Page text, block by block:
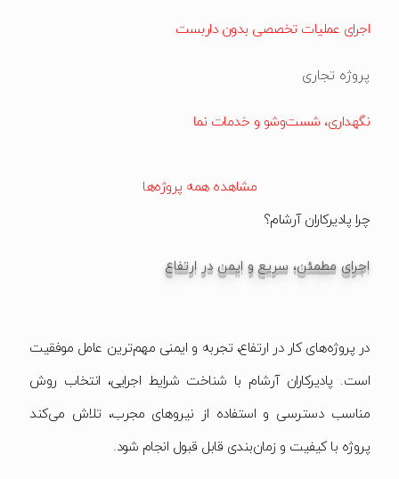
اجرای عملیات تخصصی بدون داربست
پروژه تجاری
نگهداری، شست‌وشو و خدمات نما
مشاهده همه پروژه‌ها
چرا پادیرکاران آرشام؟
اجرای مطمئن، سریع و ایمن در ارتفاع
در پروژه‌های کار در ارتفاع، تجربه و ایمنی مهم‌ترین عامل موفقیت
است. پادیرکاران آرشام با شناخت شرایط اجرایی، انتخاب روش
مناسب دسترسی و استفاده از نیروهای مجرب، تلاش می‌کند
پروژه با کیفیت و زمان‌بندی قابل قبول انجام شود.